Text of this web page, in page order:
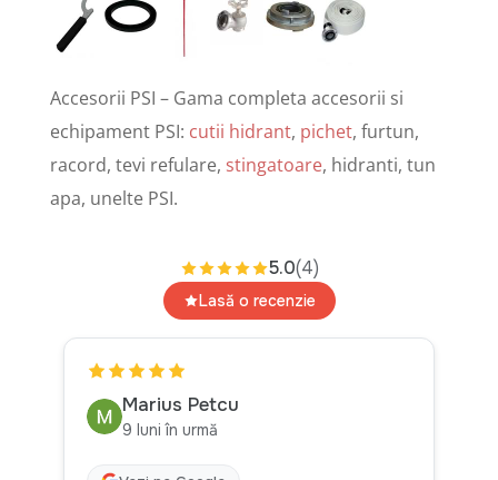
Accesorii PSI – Gama completa accesorii si
echipament PSI: cutii hidrant, pichet, furtun,
racord, tevi refulare, stingatoare, hidranti, tun
apa, unelte PSI.